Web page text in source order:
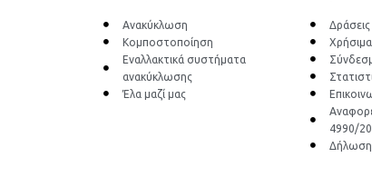
Ανακύκλωση
Κομποστοποίηση
Εναλλακτικά συστήματα
ανακύκλωσης
Έλα μαζί μας
Δράσεις
Χρήσιμα
4990/
Δήλωση